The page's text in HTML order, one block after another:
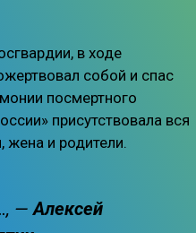
в ходе
собой и спас
посмертного
присутствовала вся
и родители.
—Алексей